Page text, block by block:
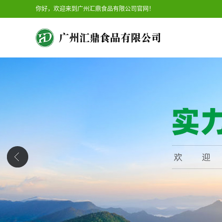
你好，欢迎来到广州汇鼎食品有限公司官网！